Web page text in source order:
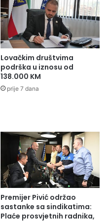
Lovačkim društvima
podrška u iznosu od
138.000 KM
prije 7 dana
Premijer Pivić održao
sastanke sa sindikatima:
Plaće prosvjetnih radnika,